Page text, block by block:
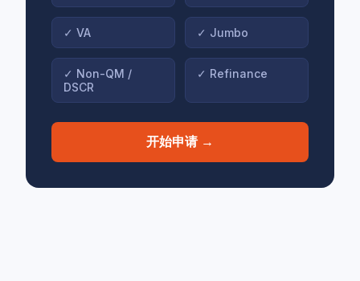
✓ VA ✓ Jumbo
✓ Non-QM /
DSCR
✓ Refinance
开始申请 →